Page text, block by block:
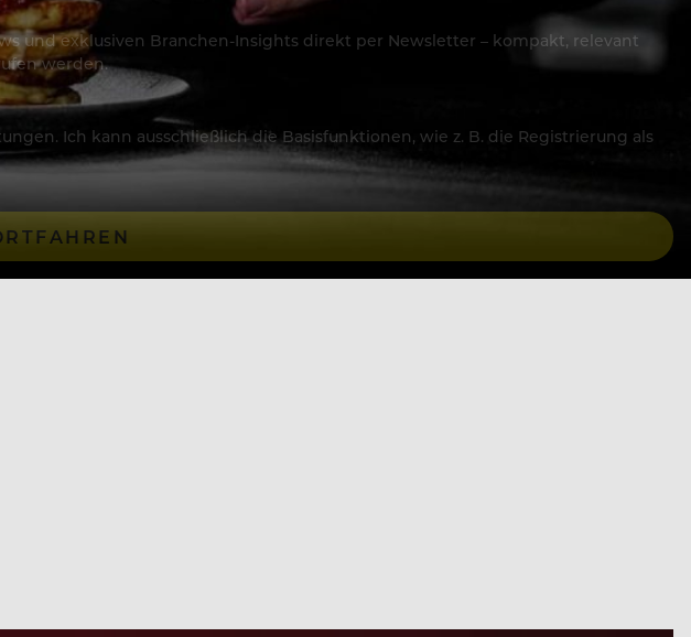
und exklusiven Branchen-Insights direkt per Newsletter – kompakt, relevant
werden.
Ich kann ausschließlich die Basisfunktionen, wie z. B. die Registrierung als